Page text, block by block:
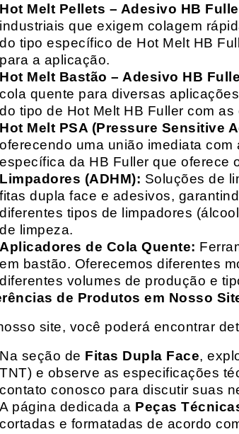
Hot Melt Pellets – Adesivo HB
industriais que exigem colagem
do tipo específico de Hot Melt HB
para a aplicação.
Hot Melt Bastão – Adesivo HB
cola quente para diversas
do tipo de Hot Melt HB Fuller com
Hot Melt PSA (Pressure Sensitive
oferecendo uma união imediata
específica da HB Fuller que oferece
Limpadores (ADHM): Soluções de
fitas dupla face e adesivos,
diferentes tipos de limpadores
de limpeza.
Aplicadores de Cola Quente:
em bastão. Oferecemos diferentes
diferentes volumes de produção e
de Produtos em Nosso
site, você poderá encontrar
Na seção de Fitas Dupla Face,
TNT) e observe as especificações
contato conosco para discutir suas
A página dedicada a Peças
cortadas e formatadas de acordo